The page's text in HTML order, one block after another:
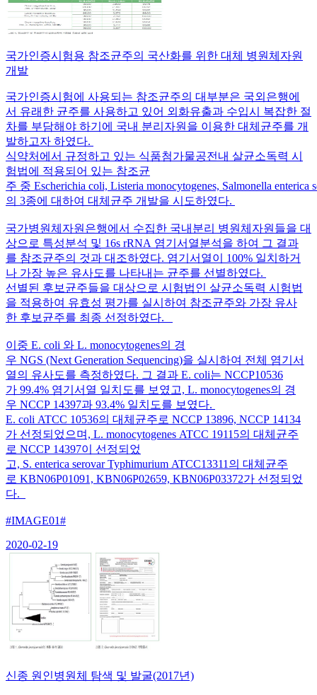
국가인증시험용 참조균주의 국산화를 위한 대체 병원체자원
개발
국가인증시험에 사용되는 참조균주의 대부분은 국외은행에
서 유래한 균주를 사용하고 있어 외화유출과 수입시 복잡한 절
차를 부담해야 하기에 국내 분리자원을 이용한 대체균주를 개
발하고자 하였다.
식약처에서 규정하고 있는 식품첨가물공전내 살균소독력 시
험법에 적용되어 있는 참조균
주 중 Escherichia coli, Listeria monocytogenes, Salmonella enterica
의 3종에 대하여 대체균주 개발을 시도하였다.
국가병원체자원은행에서 수집한 국내분리 병원체자원들을 대
상으로 특성분석 및 16s rRNA 염기서열분석을 하여 그 결과
를 참조균주의 것과 대조하였다. 염기서열이 100% 일치하거
나 가장 높은 유사도를 나타내는 균주를 선별하였다.
선별된 후보균주들을 대상으로 시험법인 살균소독력 시험법
을 적용하여 유효성 평가를 실시하여 참조균주와 가장 유사
한 후보균주를 최종 선정하였다.
이중 E. coli 와 L. monocytogenes의 경
우 NGS (Next Generation Sequencing)을 실시하여 전체 염기서
열의 유사도를 측정하였다. 그 결과 E. coli는 NCCP10536
가 99.4% 염기서열 일치도를 보였고, L. monocytogenes의 경
우 NCCP 14397과 93.4% 일치도를 보였다.
E. coli ATCC 10536의 대체균주로 NCCP 13896, NCCP 14134
가 선정되었으며, L. monocytogenes ATCC 19115의 대체균주
로 NCCP 14397이 선정되었
고, S. enterica serovar Typhimurium ATCC13311의 대체균주
로 KBN06P01091, KBN06P02659, KBN06P03372가 선정되었
다.
#IMAGE01#
2020-02-19
신종 원인병원체 탐색 및 발굴(2017년)